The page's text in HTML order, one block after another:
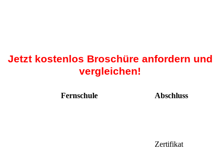
Jetzt kostenlos Broschüre anfordern und
vergleichen!
Fernschule Abschluss
Zertifikat